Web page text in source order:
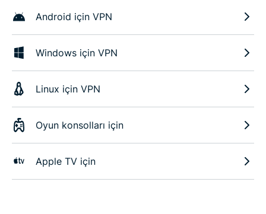
Android için VPN
Windows için VPN
Linux için VPN
Oyun konsolları için
Apple TV için